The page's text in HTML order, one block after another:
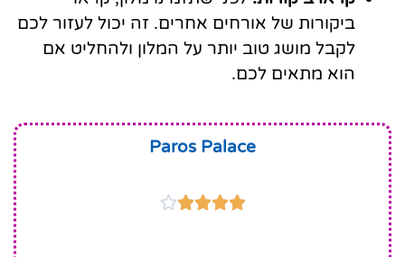
ביקורות של אורחים אחרים. זה יכול לעזור לכם
לקבל מושג טוב יותר על המלון ולהחליט אם
הוא מתאים לכם.
Paros Palace




